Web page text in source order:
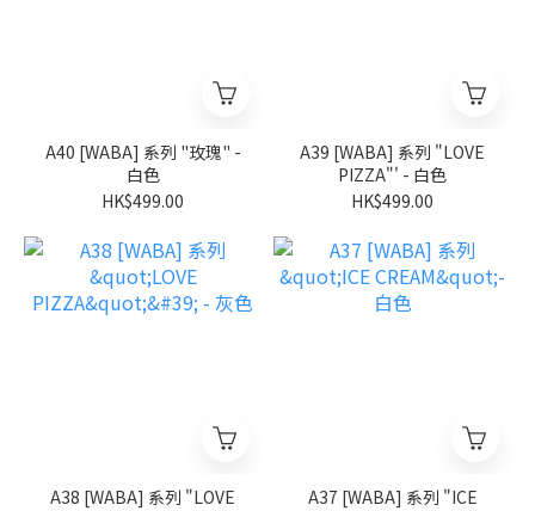
A40 [WABA] 系列 "玫瑰" -
白色
HK$499.00
A39 [WABA] 系列 "LOVE
PIZZA"' - 白色
HK$499.00
A38 [WABA] 系列 "LOVE
A37 [WABA] 系列 "ICE